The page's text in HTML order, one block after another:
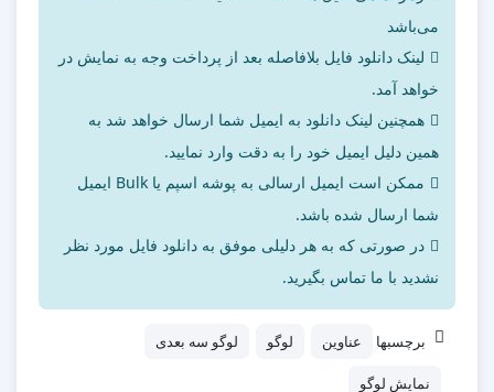
می‌باشد
لینک دانلود فایل بلافاصله بعد از پرداخت وجه به نمایش در
خواهد آمد.
همچنین لینک دانلود به ایمیل شما ارسال خواهد شد به
همین دلیل ایمیل خود را به دقت وارد نمایید.
ممکن است ایمیل ارسالی به پوشه اسپم یا Bulk ایمیل
شما ارسال شده باشد.
در صورتی که به هر دلیلی موفق به دانلود فایل مورد نظر
نشدید با ما تماس بگیرید.
برچسبها عناوین لوگو لوگو سه بعدی
نمایش لوگو